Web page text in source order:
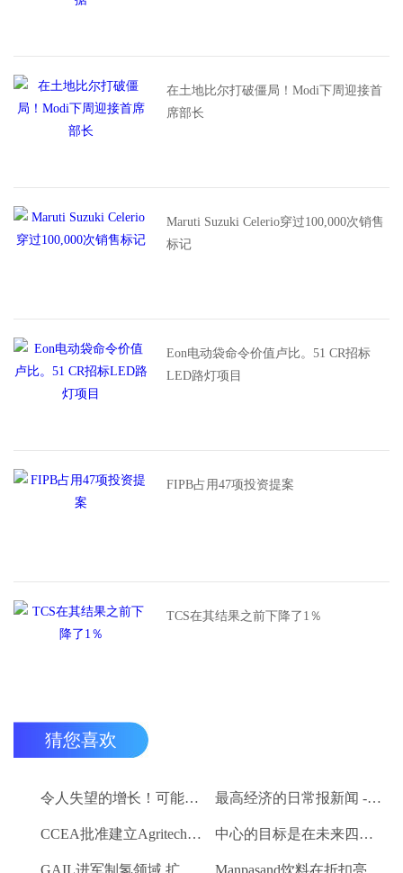
在土地比尔打破僵局！Modi下周迎接首
席部长
Maruti Suzuki Celerio穿过100,000次销售
标记
Eon电动袋命令价值卢比。51 CR招标
LED路灯项目
FIPB占用47项投资提案
TCS在其结果之前下降了1％
猜您喜欢
令人失望的增长！可能在下面的估计值为2.7％ 最高经济的日常报新闻 - 2015年7月9日
CCEA批准建立Agritech基础设施基金;卢比的分配预算。200亿卢比 中心的目标是在未来四个月内创建一个包含8000万农民的数据库
Manpasand饮料在折扣亮相时交易